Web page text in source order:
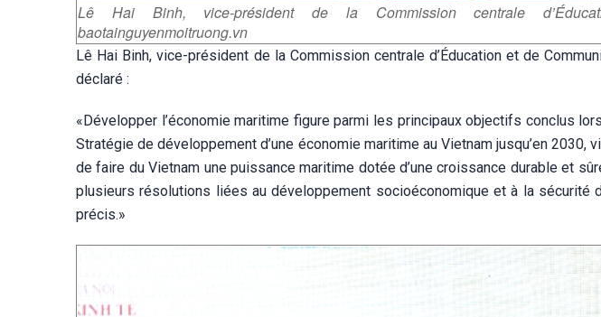
Lê Hai Binh, vice-président de la Commission centrale
baotainguyenmoitruong.vn
Lê Hai Binh, vice-président de la Commission centrale d’Éducation et de
déclaré :
«Développer l’économie maritime figure parmi les principaux objectifs conclus
Stratégie de développement d’une économie maritime au Vietnam jusqu’en
de faire du Vietnam une puissance maritime dotée d’une croissance durable et
plusieurs résolutions liées au développement socioéconomique et à la
précis.»